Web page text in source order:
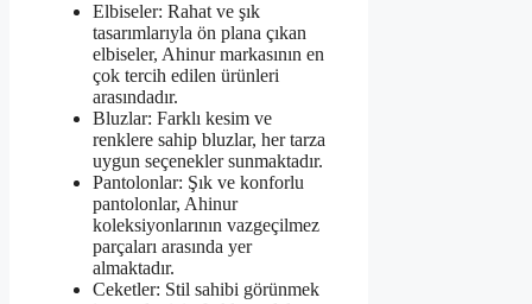
Elbiseler: Rahat ve şık
tasarımlarıyla ön plana çıkan
elbiseler, Ahinur markasının en
çok tercih edilen ürünleri
arasındadır.
Bluzlar: Farklı kesim ve
renklere sahip bluzlar, her tarza
uygun seçenekler sunmaktadır.
Pantolonlar: Şık ve konforlu
pantolonlar, Ahinur
koleksiyonlarının vazgeçilmez
parçaları arasında yer
almaktadır.
Ceketler: Stil sahibi görünmek